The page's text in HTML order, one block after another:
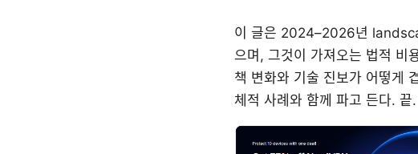
이 글은 2024–2026년
으며, 그것이 가져오는 법적 비
책 변화와 기술 진보가 어떻게
체적 사례와 함께 파고 든다. 끝.